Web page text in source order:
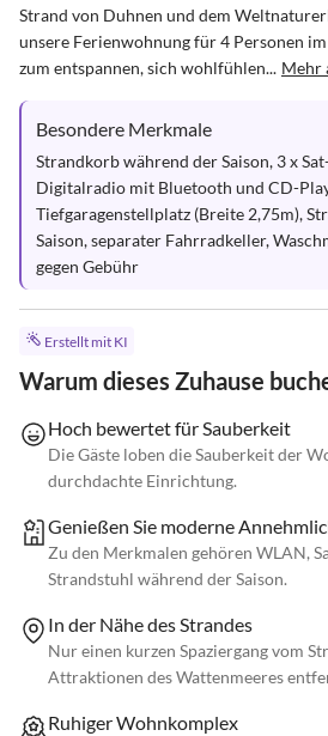
Strand von Duhnen und dem
unsere Ferienwohnung für 4 Personen
zum entspannen, sich wohlfühlen... Mehr
Besondere Merkmale
Strandkorb während der Saison, 3 x
Digitalradio mit Bluetooth und CD-
Tiefgaragenstellplatz (Breite 2,75m),
Saison, separater Fahrradkeller,
gegen Gebühr
Erstellt mit KI
Warum dieses Zuhause
Hoch bewertet für Sauberkeit
Die Gäste loben die Sauberkeit der
durchdachte Einrichtung.
Genießen Sie moderne
Zu den Merkmalen gehören WLAN,
Strandstuhl während der Saison.
In der Nähe des Strandes
Nur einen kurzen Spaziergang vom
Attraktionen des Wattenmeeres
Ruhiger Wohnkomplex